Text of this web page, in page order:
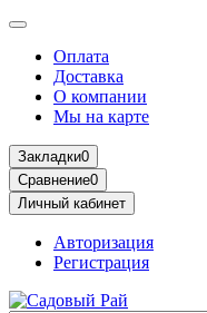
Оплата
Доставка
О компании
Мы на карте
Закладки0
Сравнение0
Личный кабинет
Авторизация
Регистрация